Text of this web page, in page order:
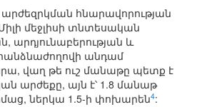
հնարավորության
մեջլիսի տնտեսական
արդյունաբերության և
անդամ
վաղ թե ուշ մանաթը պետք է
արժեքը, այն է՝ 1.8 մանաթ
ներկա 1.5-ի փոխարեն4: